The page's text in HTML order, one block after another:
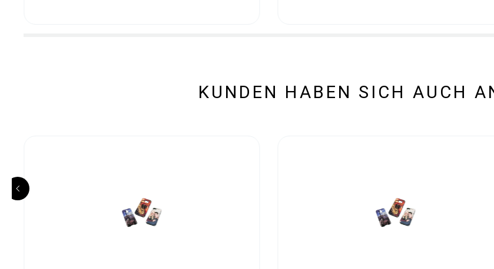
KUNDEN HABEN SICH AUCH